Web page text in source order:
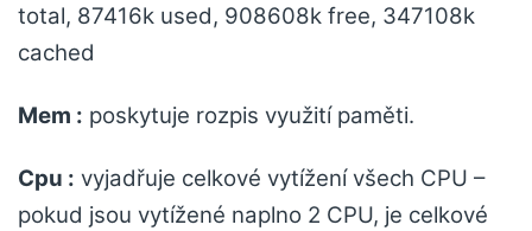
total, 87416k used, 908608k free, 347108k
cached
Mem : poskytuje rozpis využití paměti.
Cpu : vyjadřuje celkové vytížení všech CPU –
pokud jsou vytížené naplno 2 CPU, je celkové